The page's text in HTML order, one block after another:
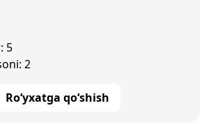
5
2
Ro‘yxatga qo‘shish